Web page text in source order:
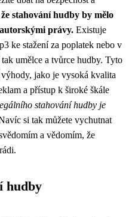
stahování hudby by mělo
právy. Existuje
ke stažení za poplatek nebo v
umělce a tvůrce hudby. Tyto
jako je vysoká kvalita
a přístup k široké škále
stahování hudby je
si tak můžete vychutnat
a vědomím, že
hudby